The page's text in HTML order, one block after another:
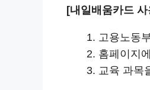
[내일배움카드
고용노동
홈페이지
교육 과목